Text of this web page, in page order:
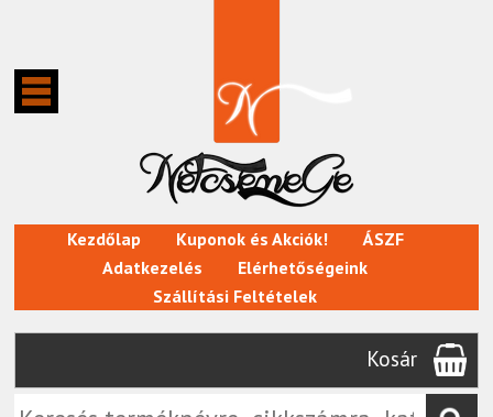
Kezdőlap Kuponok és Akciók!
ÁSZF
Adatkezelés
Elérhetőségeink
Szállítási Feltételek
Kosár